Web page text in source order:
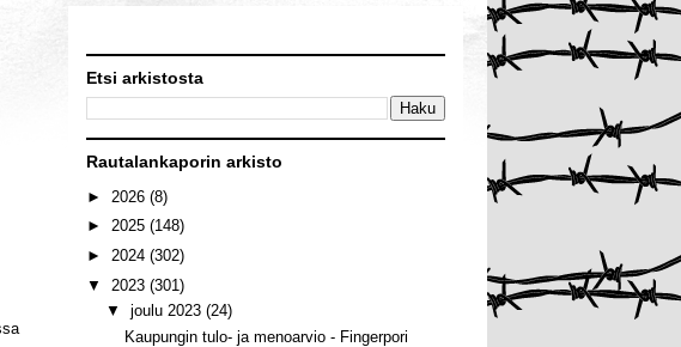
Etsi arkistosta
Rautalankaporin arkisto
► 2026 (8)
► 2025 (148)
► 2024 (302)
▼ 2023 (301)
▼ joulu 2023 (24)
Kaupungin tulo- ja menoarvio - Fingerpori